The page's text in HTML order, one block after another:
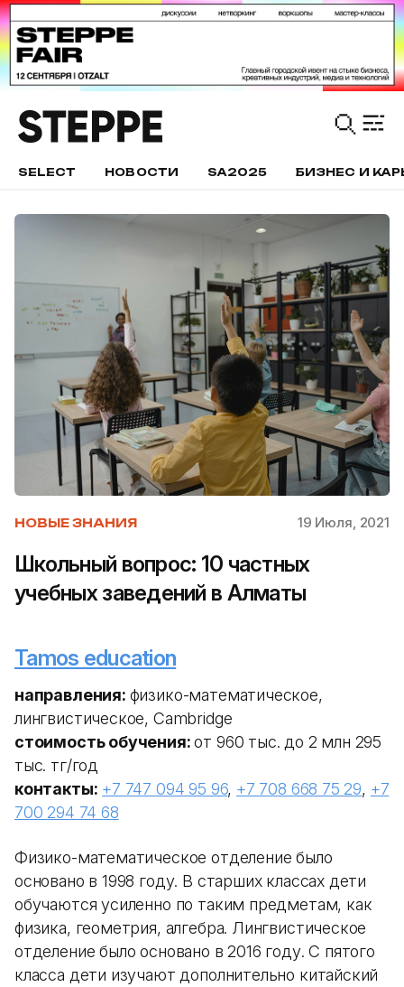
SELECT НОВОСТИ SA2025 БИЗНЕС И
НОВЫЕ ЗНАНИЯ 19 Июля, 2021
Школьный вопрос: 10 частных
учебных заведений в Алматы
Tamos education
направления: физико-математическое,
лингвистическое, Cambridge
стоимость обучения:от 960 тыс. до 2 млн 295
тыс. тг/год
контакты: +7 747 094 95 96, +7 708 668 75 29, +7
700 294 74 68
Физико-математическое отделение было
основано в 1998 году. В старших классах дети
обучаются усиленно по таким предметам, как
физика, геометрия, алгебра. Лингвистическое
отделение было основано в 2016 году. С пятого
класса дети изучают дополнительно китайский